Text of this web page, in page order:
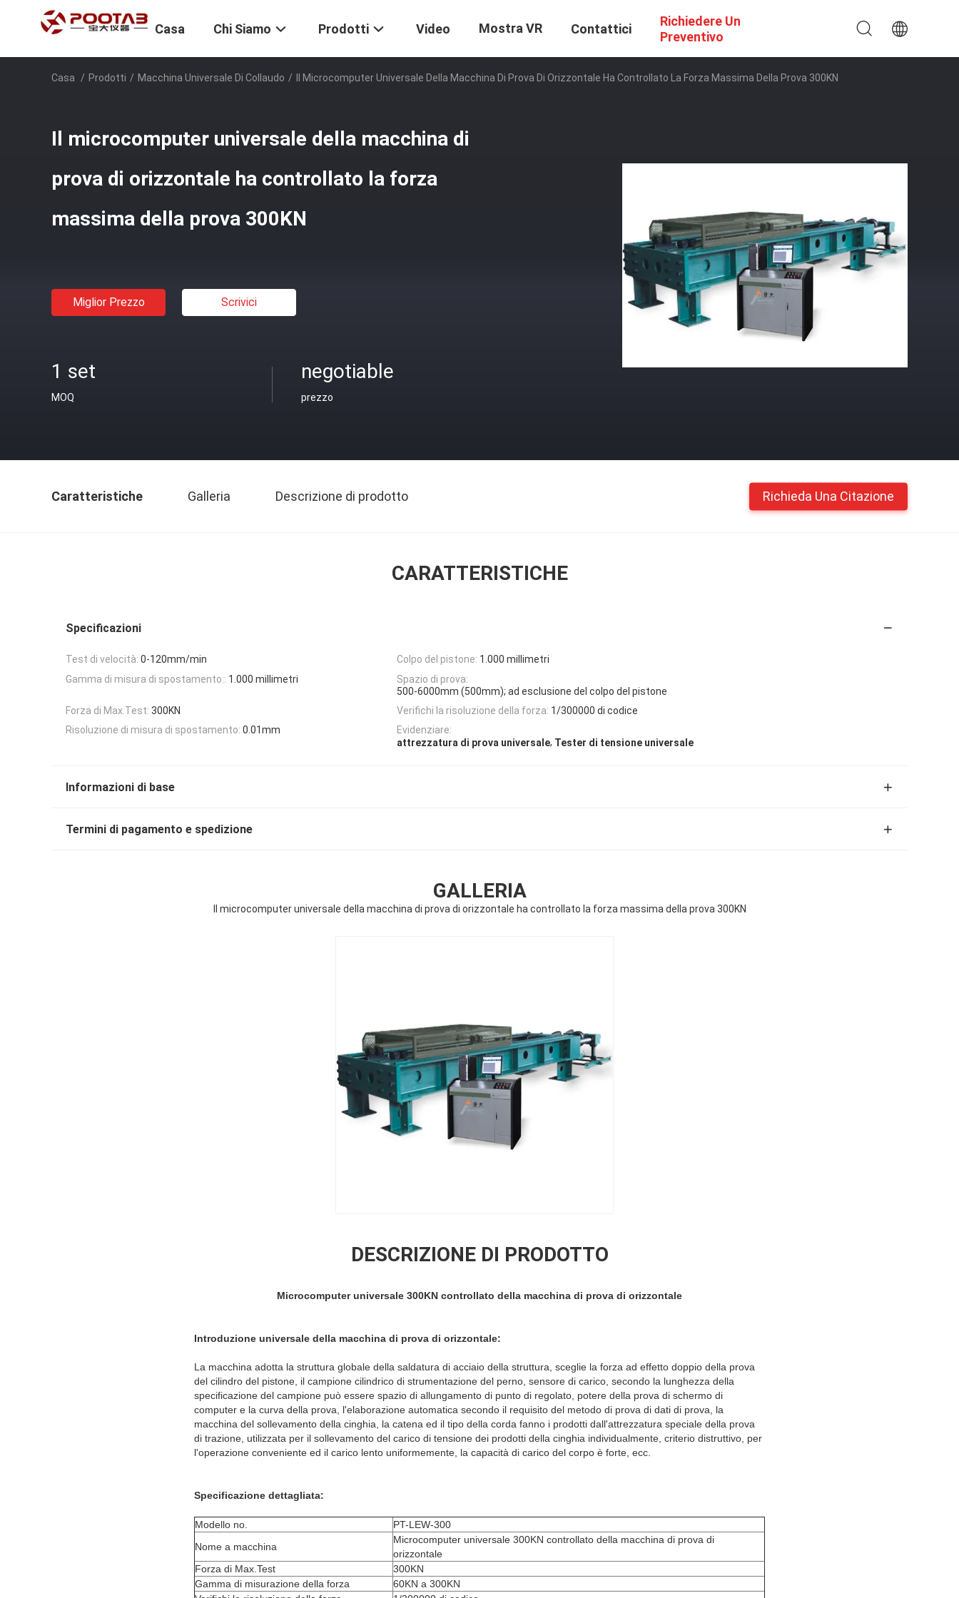
Casa Chi Siamo Prodotti Video Mostra VR Contattici
Richiedere Un
Preventivo
Casa / Prodotti / Macchina Universale Di Collaudo / Il Microcomputer Universale Della Macchina Di Prova Di Orizzontale Ha Controllato La Forza Massima Della Prova 300KN
Il microcomputer universale della macchina di
prova di orizzontale ha controllato la forza
massima della prova 300KN
Miglior Prezzo Scrivici
1 set
MOQ
negotiable
prezzo
Caratteristiche Galleria Descrizione di prodotto Richieda Una Citazione
CARATTERISTICHE
Specificazioni
Test di velocità: 0-120mm/min Colpo del pistone: 1.000 millimetri
Gamma di misura di spostamento:: 1.000 millimetri
Spazio di prova:
500-6000mm (500mm); ad esclusione del colpo del pistone
Forza di Max.Test: 300KN Verifichi la risoluzione della forza: 1/300000 di codice
Risoluzione di misura di spostamento: 0.01mm
Evidenziare:
attrezzatura di prova universale, Tester di tensione universale
Informazioni di base
Termini di pagamento e spedizione
GALLERIA
Il microcomputer universale della macchina di prova di orizzontale ha controllato la forza massima della prova 300KN
DESCRIZIONE DI PRODOTTO
Microcomputer universale 300KN controllato della macchina di prova di orizzontale
Introduzione universale della macchina di prova di orizzontale:
La macchina adotta la struttura globale della saldatura di acciaio della struttura, sceglie la forza ad effetto doppio della prova
del cilindro del pistone, il campione cilindrico di strumentazione del perno, sensore di carico, secondo la lunghezza della
specificazione del campione può essere spazio di allungamento di punto di regolato, potere della prova di schermo di
computer e la curva della prova, l'elaborazione automatica secondo il requisito del metodo di prova di dati di prova, la
macchina del sollevamento della cinghia, la catena ed il tipo della corda fanno i prodotti dall'attrezzatura speciale della prova
di trazione, utilizzata per il sollevamento del carico di tensione dei prodotti della cinghia individualmente, criterio distruttivo, per
l'operazione conveniente ed il carico lento uniformemente, la capacità di carico del corpo è forte, ecc.
Specificazione dettagliata:
Modello no.
PT-LEW-300
Nome a macchina
Microcomputer universale 300KN controllato della macchina di prova di
orizzontale
Forza di Max.Test
300KN
Gamma di misurazione della forza
60KN a 300KN